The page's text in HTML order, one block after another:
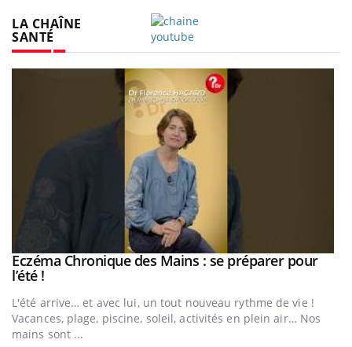
LA CHAÎNE
SANTÉ
Youtube
Youtube
Eczéma Chronique des Mains : se préparer pour
l’été !Youtube
L'été arrive… et avec lui, un tout nouveau rythme de vie !
Vacances, plage, piscine, soleil, activités en plein air… Nos
mains sont ...